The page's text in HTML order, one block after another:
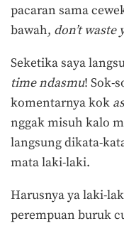
pacaran sama
bawah, don’t waste
Seketika saya
time ndasmu! Sok-
komentarnya kok
nggak misuh kalo
langsung dikata-
mata laki-laki.
Harusnya ya laki-
perempuan buruk